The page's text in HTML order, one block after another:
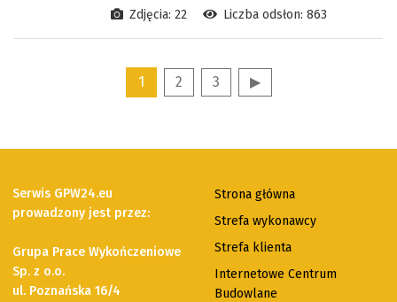
Zdjęcia: 22 Liczba odsłon: 863
1 2 3 ▶
Serwis GPW24.eu
prowadzony jest przez:
Grupa Prace Wykończeniowe
Sp. z o.o.
ul. Poznańska 16/4
Strona główna
Strefa wykonawcy
Strefa klienta
Internetowe Centrum
Budowlane